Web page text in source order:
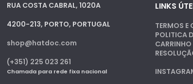
RUA COSTA CABRAL, 1020A
4200-213, PORTO, PORTUGAL
shop@hatdoc.com
(+351) 225 023 261
Chamada para rede fixa nacional
LINKS
TERMOS E
POLITICA
CARRINHO